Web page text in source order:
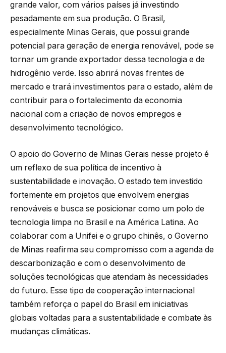
grande valor, com vários países já investindo
pesadamente em sua produção. O Brasil,
especialmente Minas Gerais, que possui grande
potencial para geração de energia renovável, pode se
tornar um grande exportador dessa tecnologia e de
hidrogênio verde. Isso abrirá novas frentes de
mercado e trará investimentos para o estado, além de
contribuir para o fortalecimento da economia
nacional com a criação de novos empregos e
desenvolvimento tecnológico.
O apoio do Governo de Minas Gerais nesse projeto é
um reflexo de sua política de incentivo à
sustentabilidade e inovação. O estado tem investido
fortemente em projetos que envolvem energias
renováveis e busca se posicionar como um polo de
tecnologia limpa no Brasil e na América Latina. Ao
colaborar com a Unifei e o grupo chinês, o Governo
de Minas reafirma seu compromisso com a agenda de
descarbonização e com o desenvolvimento de
soluções tecnológicas que atendam às necessidades
do futuro. Esse tipo de cooperação internacional
também reforça o papel do Brasil em iniciativas
globais voltadas para a sustentabilidade e combate às
mudanças climáticas.